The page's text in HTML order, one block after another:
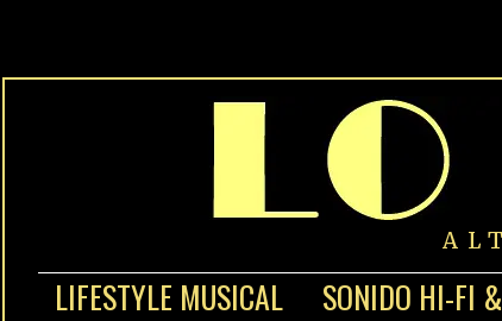
LIFESTYLE MUSICAL SONIDO HI-FI